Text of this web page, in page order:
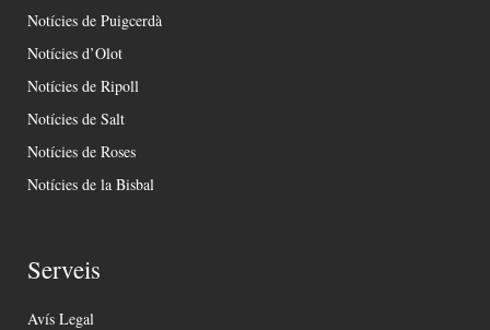
Notícies de Puigcerdà
Notícies d’Olot
Notícies de Ripoll
Notícies de Salt
Notícies de Roses
Notícies de la Bisbal
Serveis
Avís Legal